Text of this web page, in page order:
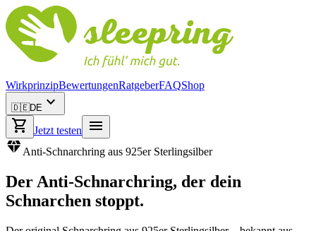
WirkprinzipBewertungenRatgeberFAQShop
🇩🇪DE expand_more
shopping_cart
Jetzt testen
menu
diamondAnti-Schnarchring aus 925er Sterlingsilber
Der Anti-Schnarchring, der dein
Schnarchen stoppt.